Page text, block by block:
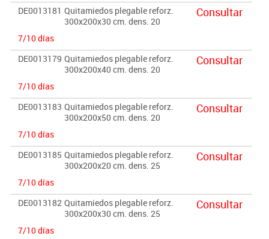
DE0013181 Quitamiedos plegable reforz.
300x200x30 cm. dens. 20
7/10 días
Consultar
DE0013179 Quitamiedos plegable reforz.
300x200x40 cm. dens. 20
7/10 días
Consultar
DE0013183 Quitamiedos plegable reforz.
300x200x50 cm. dens. 20
7/10 días
Consultar
DE0013185 Quitamiedos plegable reforz.
300x200x20 cm. dens. 25
7/10 días
Consultar
DE0013182 Quitamiedos plegable reforz.
300x200x30 cm. dens. 25
7/10 días
Consultar